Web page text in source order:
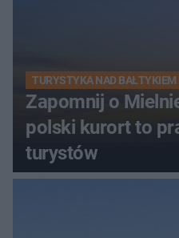
TURYSTYKA NAD BAŁTYKIEM
Zapomnij o
polski kurort to
turystów